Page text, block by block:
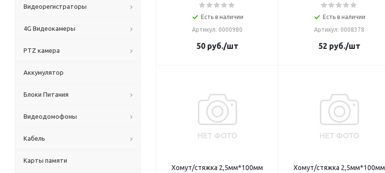
Есть в наличии
Артикул: 0000980
50руб./шт
Есть в наличии
Артикул: 0008378
52 руб./шт
Хомут/стяжка 2,5мм*100мм
Хомут/стяжка 2,5мм*100мм
Видеорегистраторы
4G Видеокамеры
PTZ камера
Аккумулятор
Блоки Питания
Видеодомофоны
Кабель
Карты памяти